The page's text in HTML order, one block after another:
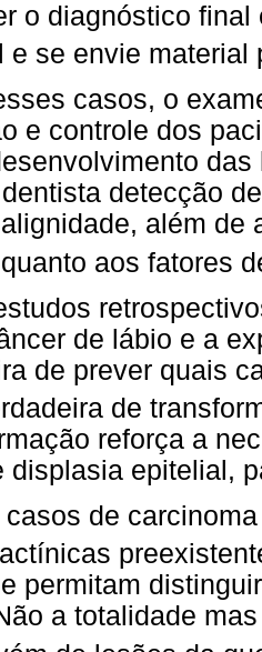
o diagnóstico
e se envie material
casos, o
e controle dos
detecção
além de
aos fatores
de lábio e a
de prever quais
de
reforça a
displasia epitelial,
casos de
permitam
a totalidade